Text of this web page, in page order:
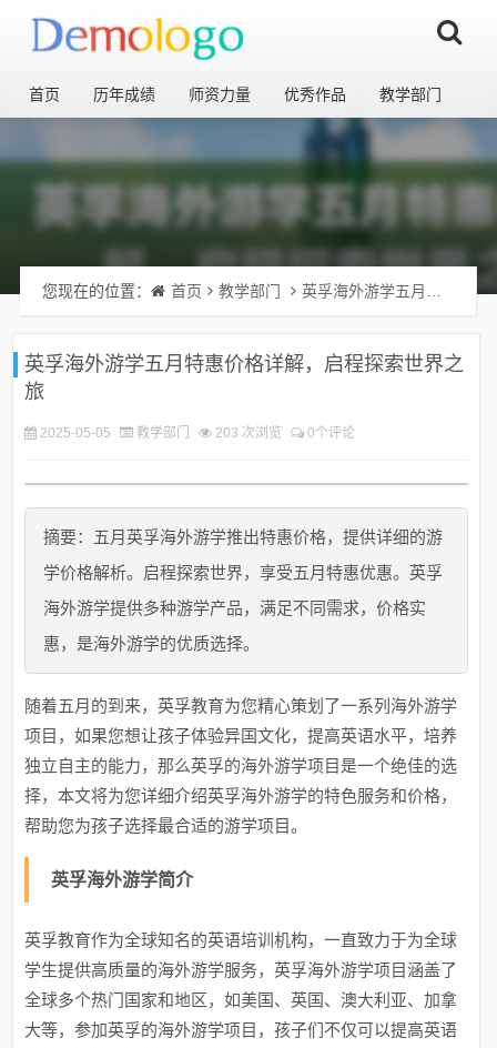
首页 历年成绩 师资力量 优秀作品 教学部门
您现在的位置： 首页 教学部门 英孚海外游学五月特惠价格详解，启程探索世界之旅
英孚海外游学五月特惠价格详解，启程探索世界之
旅
2025-05-05 教学部门 203 次浏览 0个评论
摘要：五月英孚海外游学推出特惠价格，提供详细的游
学价格解析。启程探索世界，享受五月特惠优惠。英孚
海外游学提供多种游学产品，满足不同需求，价格实
惠，是海外游学的优质选择。
随着五月的到来，英孚教育为您精心策划了一系列海外游学
项目，如果您想让孩子体验异国文化，提高英语水平，培养
独立自主的能力，那么英孚的海外游学项目是一个绝佳的选
择，本文将为您详细介绍英孚海外游学的特色服务和价格，
帮助您为孩子选择最合适的游学项目。
英孚海外游学简介
英孚教育作为全球知名的英语培训机构，一直致力于为全球
学生提供高质量的海外游学服务，英孚海外游学项目涵盖了
全球多个热门国家和地区，如美国、英国、澳大利亚、加拿
大等，参加英孚的海外游学项目，孩子们不仅可以提高英语